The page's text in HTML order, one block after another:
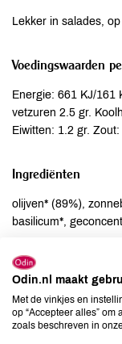
Lekker in salades,
Voedingswaarden
Energie: 661 KJ/161
vetzuren 2.5 gr.
Eiwitten: 1.2 gr. Zout:
Ingrediënten
olijven* (89%),
basilicum*,
Allergenen
Aardnoten
Ei
Odin.nl maakt
Met de vinkjes en
op “Accepteer alles” om
zoals beschreven in